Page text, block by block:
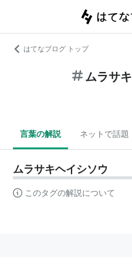
はてなブログ トップ
ムラサ
言葉の解説 ネットで話題
ムラサキヘイシソウ
このタグの解説について